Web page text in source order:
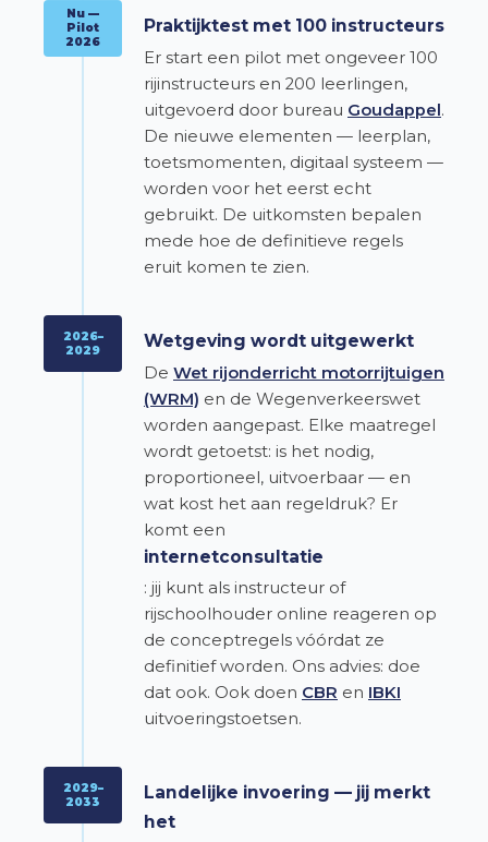
Nu —
Pilot
2026
Praktijktest met 100 instructeurs
Er start een pilot met ongeveer 100
rijinstructeurs en 200 leerlingen,
uitgevoerd door bureau Goudappel.
De nieuwe elementen — leerplan,
toetsmomenten, digitaal systeem —
worden voor het eerst echt
gebruikt. De uitkomsten bepalen
mede hoe de definitieve regels
eruit komen te zien.
2026–
2029
Wetgeving wordt uitgewerkt
De Wet rijonderricht motorrijtuigen
(WRM) en de Wegenverkeerswet
worden aangepast. Elke maatregel
wordt getoetst: is het nodig,
proportioneel, uitvoerbaar — en
wat kost het aan regeldruk? Er
komt een
internetconsultatie
: jij kunt als instructeur of
rijschoolhouder online reageren op
de conceptregels vóórdat ze
definitief worden. Ons advies: doe
dat ook. Ook doen CBR en IBKI
uitvoeringstoetsen.
2029–
2033
Landelijke invoering — jij merkt
het